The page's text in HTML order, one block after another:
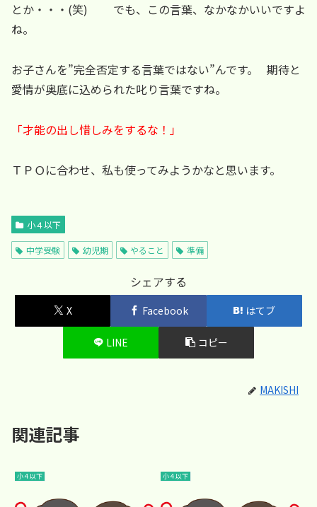
とか・・・(笑) でも、この言葉、なかなかいいですよ
ね。
お子さんを”完全否定する言葉ではない”んです。 期待と
愛情が奥底に込められた叱り言葉ですね。
「才能の出し惜しみをするな！」
ＴＰＯに合わせ、私も使ってみようかなと思います。
小４以下
中学受験 幼児期 やること 準備
シェアする
X Facebook はてブ
LINE コピー
MAKISHI
関連記事
小４以下 小４以下